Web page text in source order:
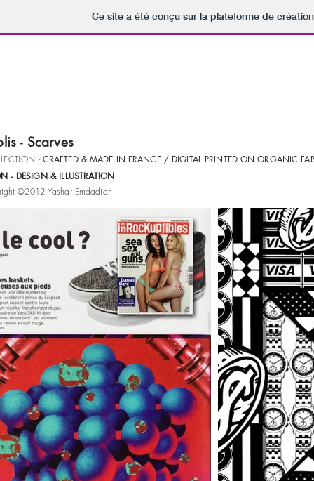
Ce site a été conçu sur la plateforme de
- Scarves
-CRAFTED & MADE IN FRANCE / DIGITAL PRINTED ON ORGANIC
- DESIGN & ILLUSTRATION
©2012 Yashar Emdadian